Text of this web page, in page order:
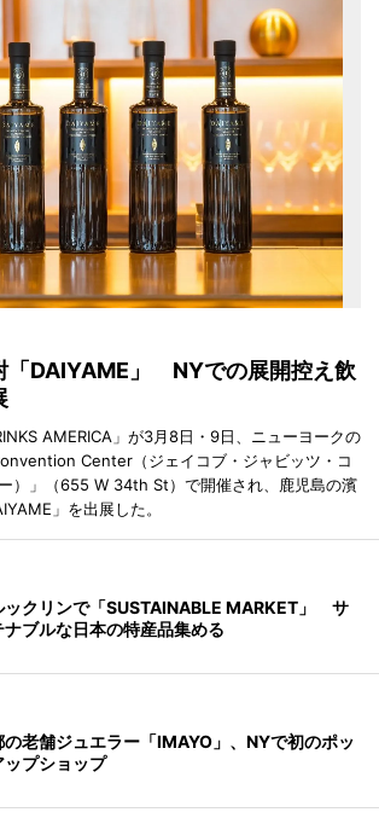
「DAIYAME」 NYでの展開控え飲
AMERICA」が3月8日・9日、ニューヨークの
Center（ジェイコブ・ジャビッツ・コ
）」（655 W 34th St）で開催され、鹿児島の濱
」を出展した。
ックリンで「SUSTAINABLE MARKET」 サ
ナブルな日本の特産品集める
の老舗ジュエラー「IMAYO」、NYで初のポッ
ップショップ